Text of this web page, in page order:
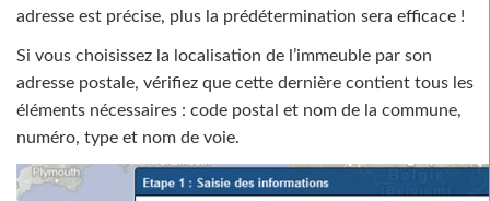
adresse est précise, plus la prédétermination sera efficace !
Si vous choisissez la localisation de l’immeuble par son
adresse postale, vérifiez que cette dernière contient tous les
éléments nécessaires : code postal et nom de la commune,
numéro, type et nom de voie.